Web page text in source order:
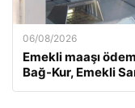
06/08/2026
Emekli maaşı
Bağ-Kur, Emekli